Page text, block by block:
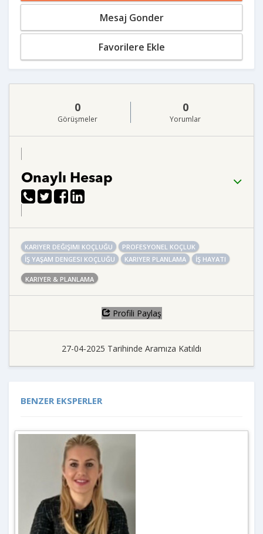
Mesaj Gonder
Favorilere Ekle
0
Görüşmeler
0
Yorumlar
Onaylı Hesap
KARIYER DEĞIŞIMI KOÇLUĞU
PROFESYONEL KOÇLUK
İŞ YAŞAM DENGESI KOÇLUĞU
KARIYER PLANLAMA İŞ HAYATI
KARIYER & PLANLAMA
Profili Paylaş
27-04-2025 Tarihinde Aramıza Katıldı
BENZER EKSPERLER